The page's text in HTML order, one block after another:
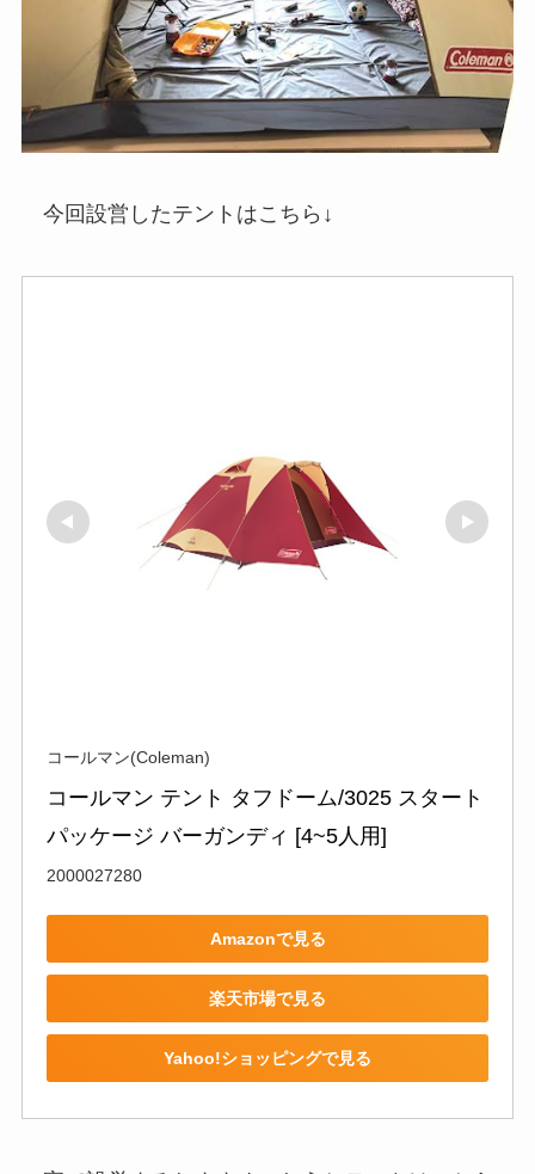
今回設営したテントはこちら↓
コールマン(Coleman)
コールマン テント タフドーム/3025 スタート
パッケージ バーガンディ [4~5人用]
2000027280
Amazonで見る
楽天市場で見る
Yahoo!ショッピングで見る